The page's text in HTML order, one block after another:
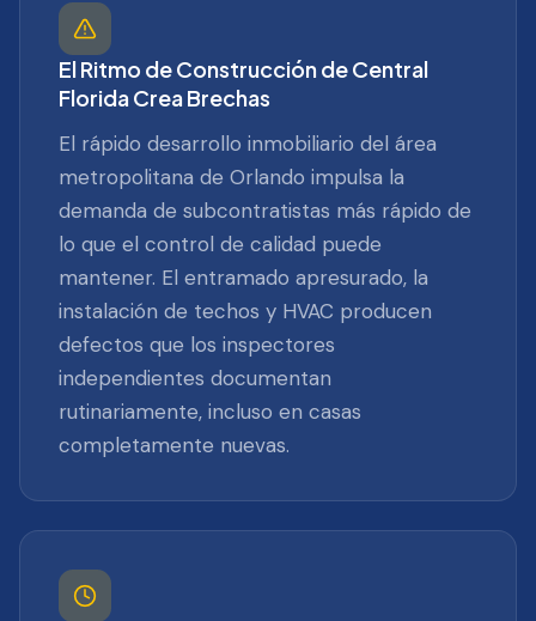
El Ritmo de Construcción de Central
Florida Crea Brechas
El rápido desarrollo inmobiliario del área
metropolitana de Orlando impulsa la
demanda de subcontratistas más rápido de
lo que el control de calidad puede
mantener. El entramado apresurado, la
instalación de techos y HVAC producen
defectos que los inspectores
independientes documentan
rutinariamente, incluso en casas
completamente nuevas.